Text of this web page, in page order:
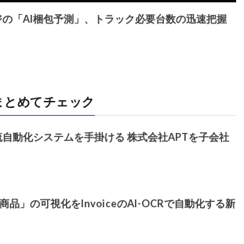
の「AI梱包予測」、トラック必要台数の迅速把握
とめてチェック
動化システムを手掛ける 株式会社APTを子会社
品」の可視化をInvoiceのAI-OCRで自動化する新